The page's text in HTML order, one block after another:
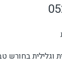
וגלילית בחורש